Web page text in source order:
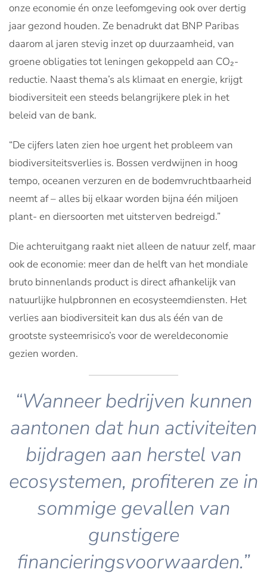
onze economie én onze leefomgeving ook over dertig
jaar gezond houden. Ze benadrukt dat BNP Paribas
daarom al jaren stevig inzet op duurzaamheid, van
groene obligaties tot leningen gekoppeld aan CO₂-
reductie. Naast thema’s als klimaat en energie, krijgt
biodiversiteit een steeds belangrijkere plek in het
beleid van de bank.
“De cijfers laten zien hoe urgent het probleem van
biodiversiteitsverlies is. Bossen verdwijnen in hoog
tempo, oceanen verzuren en de bodemvruchtbaarheid
neemt af – alles bij elkaar worden bijna één miljoen
plant- en diersoorten met uitsterven bedreigd.”
Die achteruitgang raakt niet alleen de natuur zelf, maar
ook de economie: meer dan de helft van het mondiale
bruto binnenlands product is direct afhankelijk van
natuurlijke hulpbronnen en ecosysteemdiensten. Het
verlies aan biodiversiteit kan dus als één van de
grootste systeemrisico’s voor de wereldeconomie
gezien worden.
“Wanneer bedrijven kunnen
aantonen dat hun activiteiten
bijdragen aan herstel van
ecosystemen, profiteren ze in
sommige gevallen van
gunstigere
financieringsvoorwaarden.”